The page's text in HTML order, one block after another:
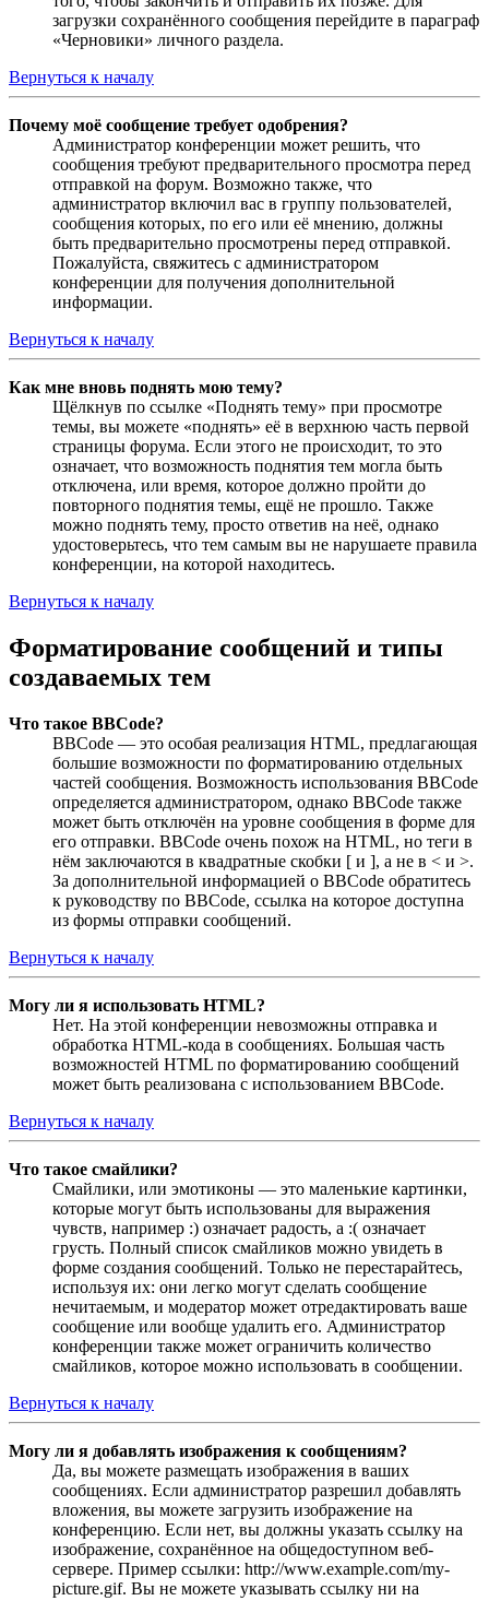
загрузки сохранённого сообщения перейдите в параграф
«Черновики» личного раздела.
Вернуться к началу
Почему моё сообщение требует одобрения?
Администратор конференции может решить, что
сообщения требуют предварительного просмотра перед
отправкой на форум. Возможно также, что
администратор включил вас в группу пользователей,
сообщения которых, по его или её мнению, должны
быть предварительно просмотрены перед отправкой.
Пожалуйста, свяжитесь с администратором
конференции для получения дополнительной
информации.
Вернуться к началу
Как мне вновь поднять мою тему?
Щёлкнув по ссылке «Поднять тему» при просмотре
темы, вы можете «поднять» её в верхнюю часть первой
страницы форума. Если этого не происходит, то это
означает, что возможность поднятия тем могла быть
отключена, или время, которое должно пройти до
повторного поднятия темы, ещё не прошло. Также
можно поднять тему, просто ответив на неё, однако
удостоверьтесь, что тем самым вы не нарушаете правила
конференции, на которой находитесь.
Вернуться к началу
Форматирование сообщений и типы
создаваемых тем
Что такое BBCode?
BBCode — это особая реализация HTML, предлагающая
большие возможности по форматированию отдельных
частей сообщения. Возможность использования BBCode
определяется администратором, однако BBCode также
может быть отключён на уровне сообщения в форме для
его отправки. BBCode очень похож на HTML, но теги в
нём заключаются в квадратные скобки [ и ], а не в < и >.
За дополнительной информацией о BBCode обратитесь
к руководству по BBCode, ссылка на которое доступна
из формы отправки сообщений.
Вернуться к началу
Могу ли я использовать HTML?
Нет. На этой конференции невозможны отправка и
обработка HTML-кода в сообщениях. Большая часть
возможностей HTML по форматированию сообщений
может быть реализована с использованием BBCode.
Вернуться к началу
Что такое смайлики?
Смайлики, или эмотиконы — это маленькие картинки,
которые могут быть использованы для выражения
чувств, например :) означает радость, а :( означает
грусть. Полный список смайликов можно увидеть в
форме создания сообщений. Только не перестарайтесь,
используя их: они легко могут сделать сообщение
нечитаемым, и модератор может отредактировать ваше
сообщение или вообще удалить его. Администратор
конференции также может ограничить количество
смайликов, которое можно использовать в сообщении.
Вернуться к началу
Могу ли я добавлять изображения к сообщениям?
Да, вы можете размещать изображения в ваших
сообщениях. Если администратор разрешил добавлять
вложения, вы можете загрузить изображение на
конференцию. Если нет, вы должны указать ссылку на
изображение, сохранённое на общедоступном веб-
сервере. Пример ссылки: http://www.example.com/my-
picture.gif. Вы не можете указывать ссылку ни на